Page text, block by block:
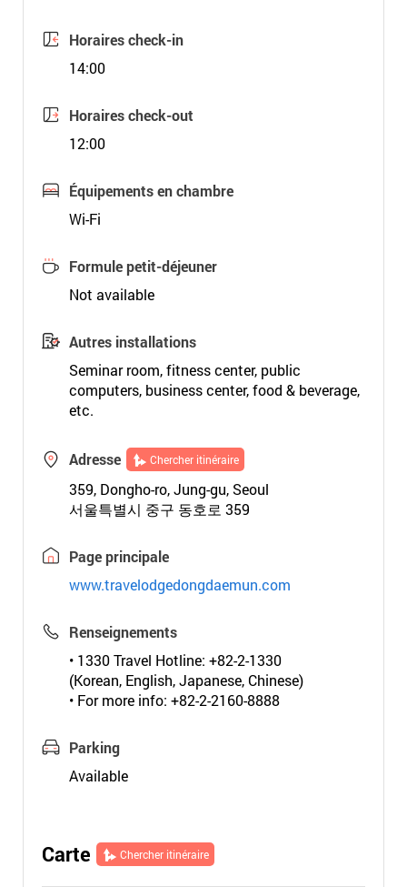
Horaires check-in
14:00
Horaires check-out
12:00
Équipements en chambre
Wi-Fi
Formule petit-déjeuner
Not available
Autres installations
Seminar room, fitness center, public
computers, business center, food & beverage,
etc.
Adresse Chercher itinéraire
359, Dongho-ro, Jung-gu, Seoul
서울특별시 중구 동호로 359
Page principale
www.travelodgedongdaemun.com
Renseignements
• 1330 Travel Hotline: +82-2-1330
(Korean, English, Japanese, Chinese)
• For more info: +82-2-2160-8888
Parking
Available
Carte Chercher itinéraire